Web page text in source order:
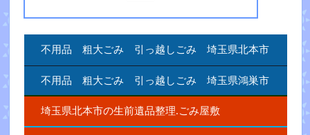
不用品 粗大ごみ 引っ越しごみ 埼玉県北本市
不用品 粗大ごみ 引っ越しごみ 埼玉県鴻巣市
埼玉県北本市の生前遺品整理.ごみ屋敷